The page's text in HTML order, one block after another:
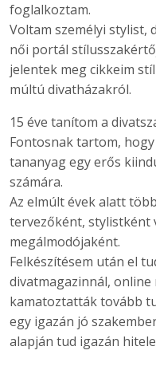
foglalkoztam.
Voltam személyi stylist,
női portál
jelentek meg cikkeim
múltú divatházakról.
15 éve tanítom a
Fontosnak tartom,
tananyag egy erős
számára.
Az elmúlt évek alatt
tervezőként, stylistként
megálmodójaként.
Felkészítésem után el
divatmagazinnál,
kamatoztatták tovább
egy igazán jó
alapján tud igazán